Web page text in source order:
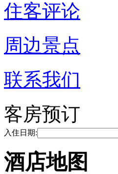
住客评论
周边景点
联系我们
客房预订
入住日期:
酒店地图